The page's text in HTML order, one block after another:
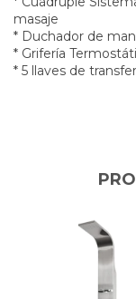
masaje
* Duchador de
* Grifería
* 5 llaves de